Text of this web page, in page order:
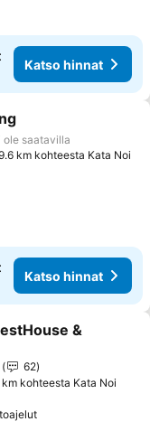
Katso hinnat
ole saatavilla
km kohteesta Kata Noi
Katso hinnat
&
62
km kohteesta Kata Noi